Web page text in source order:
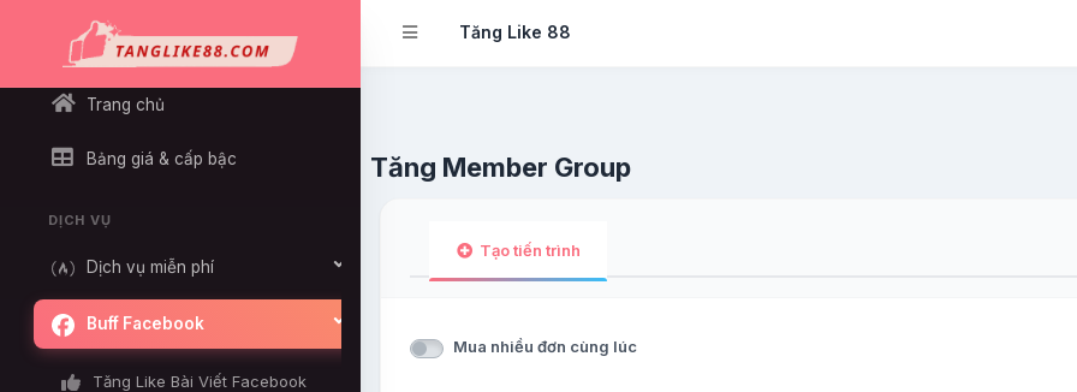
Tăng Like 88
Trang chủ
Bảng giá & cấp bậc
DỊCH VỤ
Dịch vụ miễn phí
Buff Facebook
Tăng Like Bài Viết Facebook
Tăng Member Group
Tạo tiến trình
Mua nhiều đơn cùng lúc